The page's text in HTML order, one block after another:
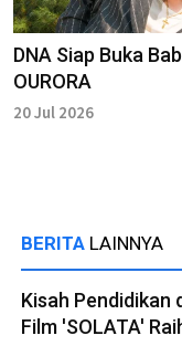
DNA Siap Buka
OURORA
20 Jul 2026
BERITA LAINNYA
Kisah Pendidikan
Film 'SOLATA'